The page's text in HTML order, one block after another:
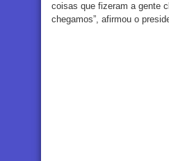
coisas que fizeram a gente
chegamos”, afirmou o